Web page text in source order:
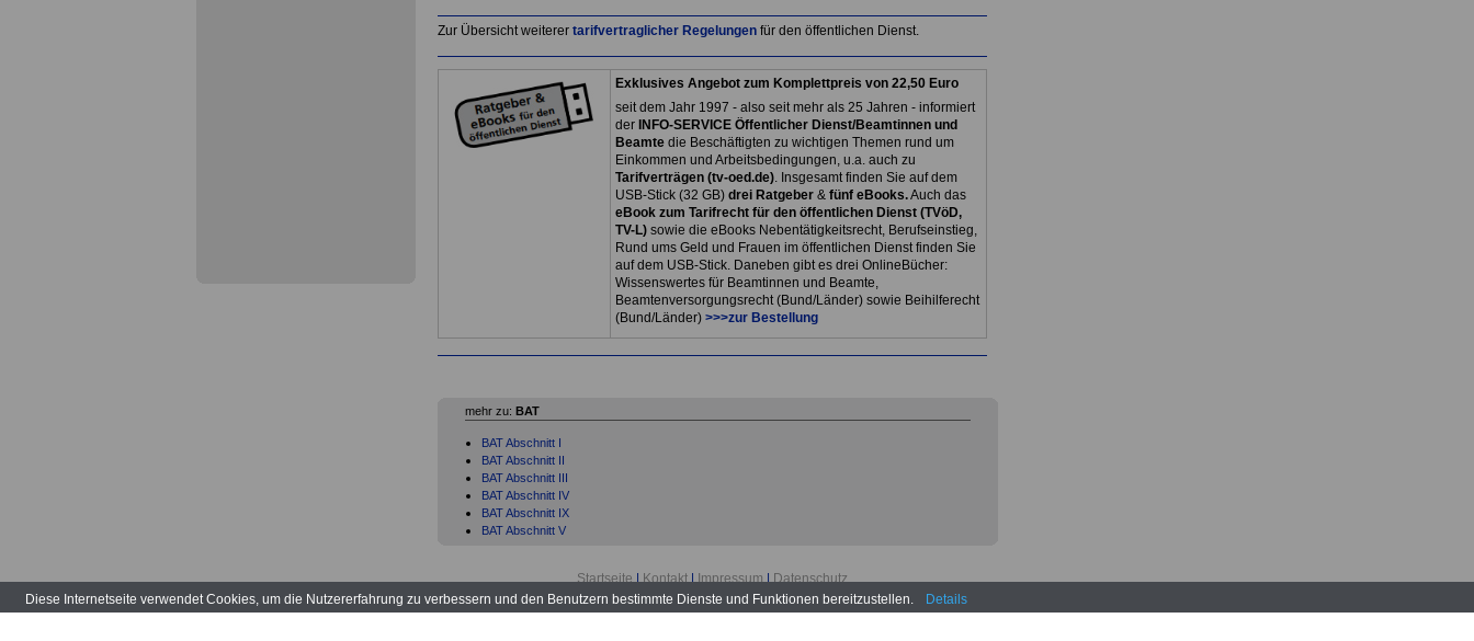
Zur Übersicht weiterer tarifvertraglicher Regelungenfür den öffentlichen Dienst.
Exklusives Angebot zum Komplettpreis von 22,50 Euro
seit dem Jahr 1997 - also seit mehr als 25 Jahren - informiert
der INFO-SERVICE Öffentlicher Dienst/Beamtinnen und
Beamtedie Beschäftigten zu wichtigen Themen rund um
Einkommen und Arbeitsbedingungen, u.a. auch zu
Tarifverträgen (tv-oed.de). Insgesamt finden Sie auf dem
USB-Stick (32 GB) drei Ratgeber& fünf eBooks.Auch das
eBook zum Tarifrecht für den öffentlichen Dienst (TVöD,
TV-L)sowie die eBooks Nebentätigkeitsrecht, Berufseinstieg,
Rund ums Geld und Frauen im öffentlichen Dienst finden Sie
auf dem USB-Stick. Daneben gibt es drei OnlineBücher:
Wissenswertes für Beamtinnen und Beamte,
Beamtenversorgungsrecht (Bund/Länder) sowie Beihilferecht
(Bund/Länder) >>>zur Bestellung
mehr zu: BAT
BAT Abschnitt I
BAT Abschnitt II
BAT Abschnitt III
BAT Abschnitt IV
BAT Abschnitt IX
BAT Abschnitt V
BAT Abschnitt VIII
BAT Abschnitt X
Startseite | Kontakt | Impressum | Datenschutz
www.tv-oed.de © 2026
Diese Internetseite verwendet Cookies, um die Nutzererfahrung zu verbessern und den Benutzern bestimmte Dienste und Funktionen bereitzustellen. Details